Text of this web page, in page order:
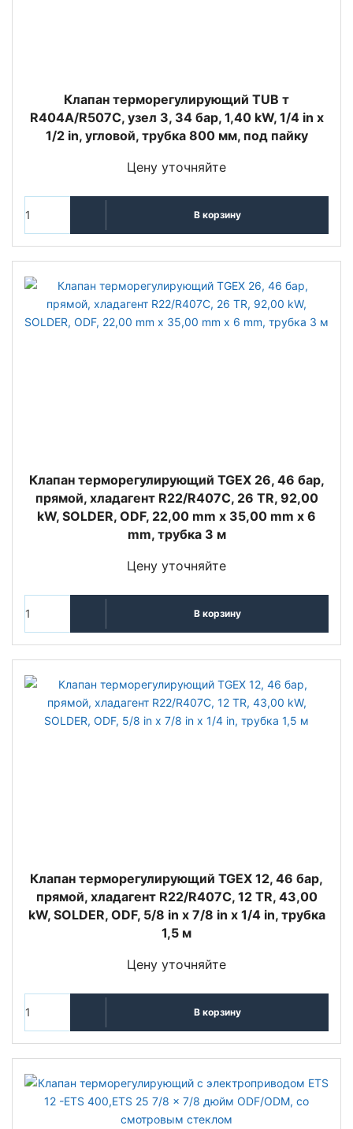
Клапан терморегулирующий TUB т
R404A/R507C, узел 3, 34 бар, 1,40 kW, 1/4 in x
1/2 in, угловой, трубка 800 мм, под пайку
Цену уточняйте
В корзину
Клапан терморегулирующий TGEX 26, 46 бар,
прямой, хладагент R22/R407C, 26 TR, 92,00
kW, SOLDER, ODF, 22,00 mm x 35,00 mm x 6
mm, трубка 3 м
Цену уточняйте
В корзину
Клапан терморегулирующий TGEX 12, 46 бар,
прямой, хладагент R22/R407C, 12 TR, 43,00
kW, SOLDER, ODF, 5/8 in x 7/8 in x 1/4 in, трубка
1,5 м
Цену уточняйте
В корзину